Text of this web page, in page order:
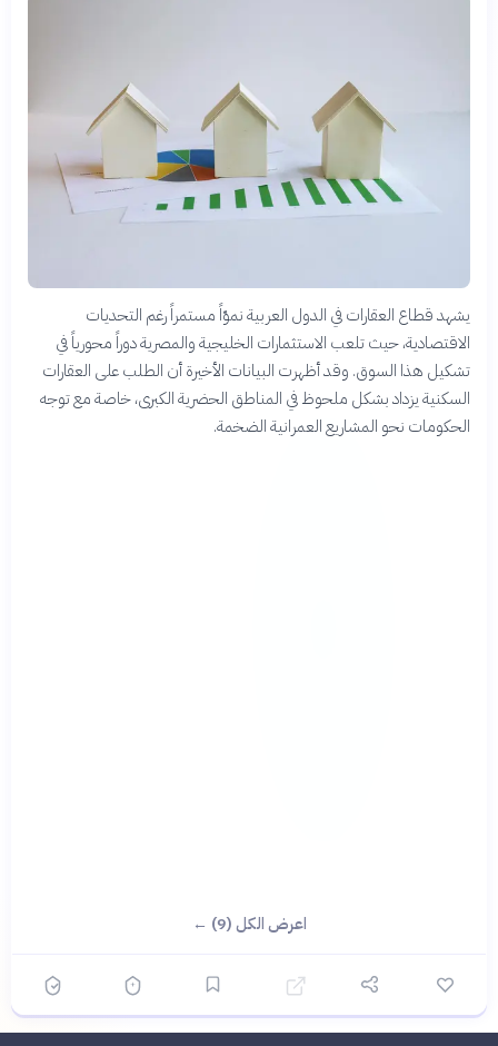
يشهد قطاع العقارات في الدول العربية نموّاً مستمراً رغم التحديات
الاقتصادية، حيث تلعب الاستثمارات الخليجية والمصرية دوراً محورياً في
تشكيل هذا السوق. وقد أظهرت البيانات الأخيرة أن الطلب على العقارات
السكنية يزداد بشكل ملحوظ في المناطق الحضرية الكبرى، خاصة مع توجه
الحكومات نحو المشاريع العمرانية الضخمة.
اعرض الكل (9) ←